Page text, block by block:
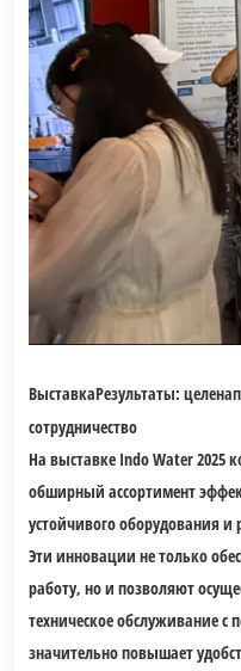
ВыставкаРезультаты:
сотрудничество
На выставке Indo Water 2025
обширный ассортимент
устойчивого оборудования
Эти инновации не только
работу, но и позволяют
техническое обслуживание
значительно повышает